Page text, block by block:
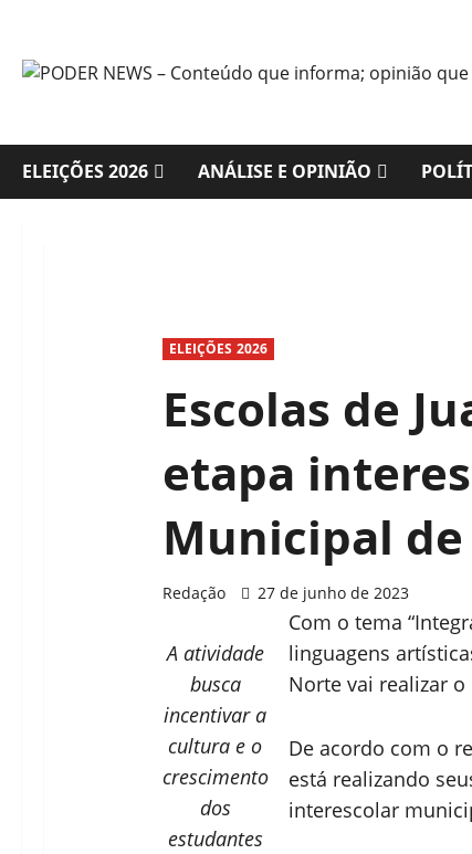
content
ELEIÇÕES 2026 ANÁLISE E OPINIÃO
ELEIÇÕES 2026
Escolas de
etapa
Municipal
Redação 27 de junho de 2023
A atividade
busca
incentivar a
cultura e o
crescimento
dos
estudantes
Com o tema
linguagens
Norte vai realizar o
De acordo com o
está realizando
interescolar